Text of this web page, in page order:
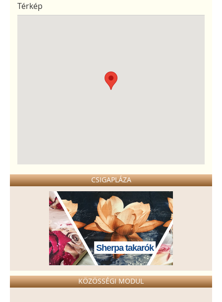
Térkép
CSIGAPLÁZA
KÖZÖSSÉGI MODUL